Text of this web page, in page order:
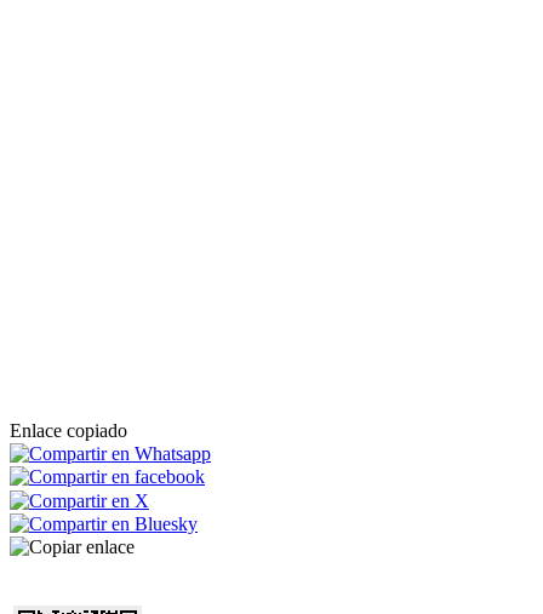
Enlace copiado